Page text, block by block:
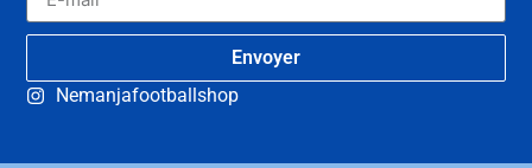
Nemanjafootballshop
Envoyer